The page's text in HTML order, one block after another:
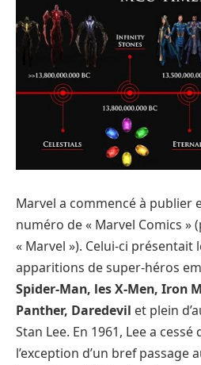
Marvel a commencé à publier
numéro de « Marvel Comics »
« Marvel »). Celui-ci présentait
apparitions de super-héros
Spider-Man, les X-Men, Iron
Panther, Daredevil et plein
Stan Lee. En 1961, Lee a
l’exception d’un bref passage